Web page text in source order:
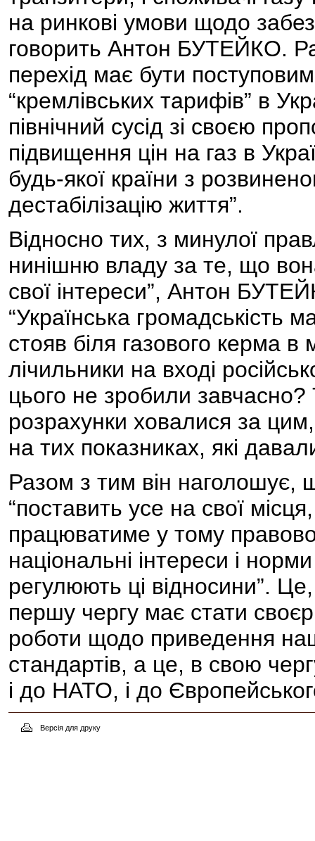
на ринкові умови щодо
говорить Антон БУТЕЙКО.
перехід має бути
“кремлівських тарифів” в
північний сусід зі своєю
підвищення цін на газ в
будь-якої країни з
дестабілізацію життя”.
Відносно тих, з минулої
нинішню владу за те, що
свої інтереси”, Антон
“Українська громадськість
стояв біля газового керма в
лічильники на вході
цього не зробили завчасно?
розрахунки ховалися за
на тих показниках, які
Разом з тим він наголошує,
“поставить усе на свої
працюватиме у тому
національні інтереси і
регулюють ці відносини”.
першу чергу має стати
роботи щодо приведення
стандартів, а це, в свою
і до НАТО, і до
Версія для друку